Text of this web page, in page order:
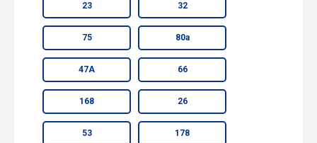
23 32
75 80а
47А 66
168 26
53 178